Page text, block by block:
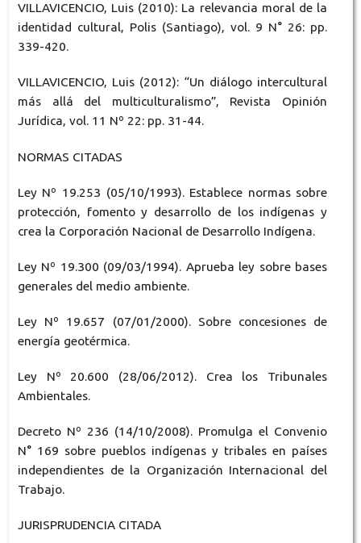
VILLAVICENCIO, Luis (2010): La relevancia moral de la
identidad cultural, Polis (Santiago), vol. 9 N° 26: pp.
339-420.
VILLAVICENCIO, Luis (2012): “Un diálogo intercultural
más allá del multiculturalismo”, Revista Opinión
Jurídica, vol. 11 Nº 22: pp. 31-44.
NORMAS CITADAS
Ley Nº 19.253 (05/10/1993). Establece normas sobre
protección, fomento y desarrollo de los indígenas y
crea la Corporación Nacional de Desarrollo Indígena.
Ley Nº 19.300 (09/03/1994). Aprueba ley sobre bases
generales del medio ambiente.
Ley Nº 19.657 (07/01/2000). Sobre concesiones de
energía geotérmica.
Ley Nº 20.600 (28/06/2012). Crea los Tribunales
Ambientales.
Decreto Nº 236 (14/10/2008). Promulga el Convenio
N° 169 sobre pueblos indígenas y tribales en países
independientes de la Organización Internacional del
Trabajo.
JURISPRUDENCIA CITADA